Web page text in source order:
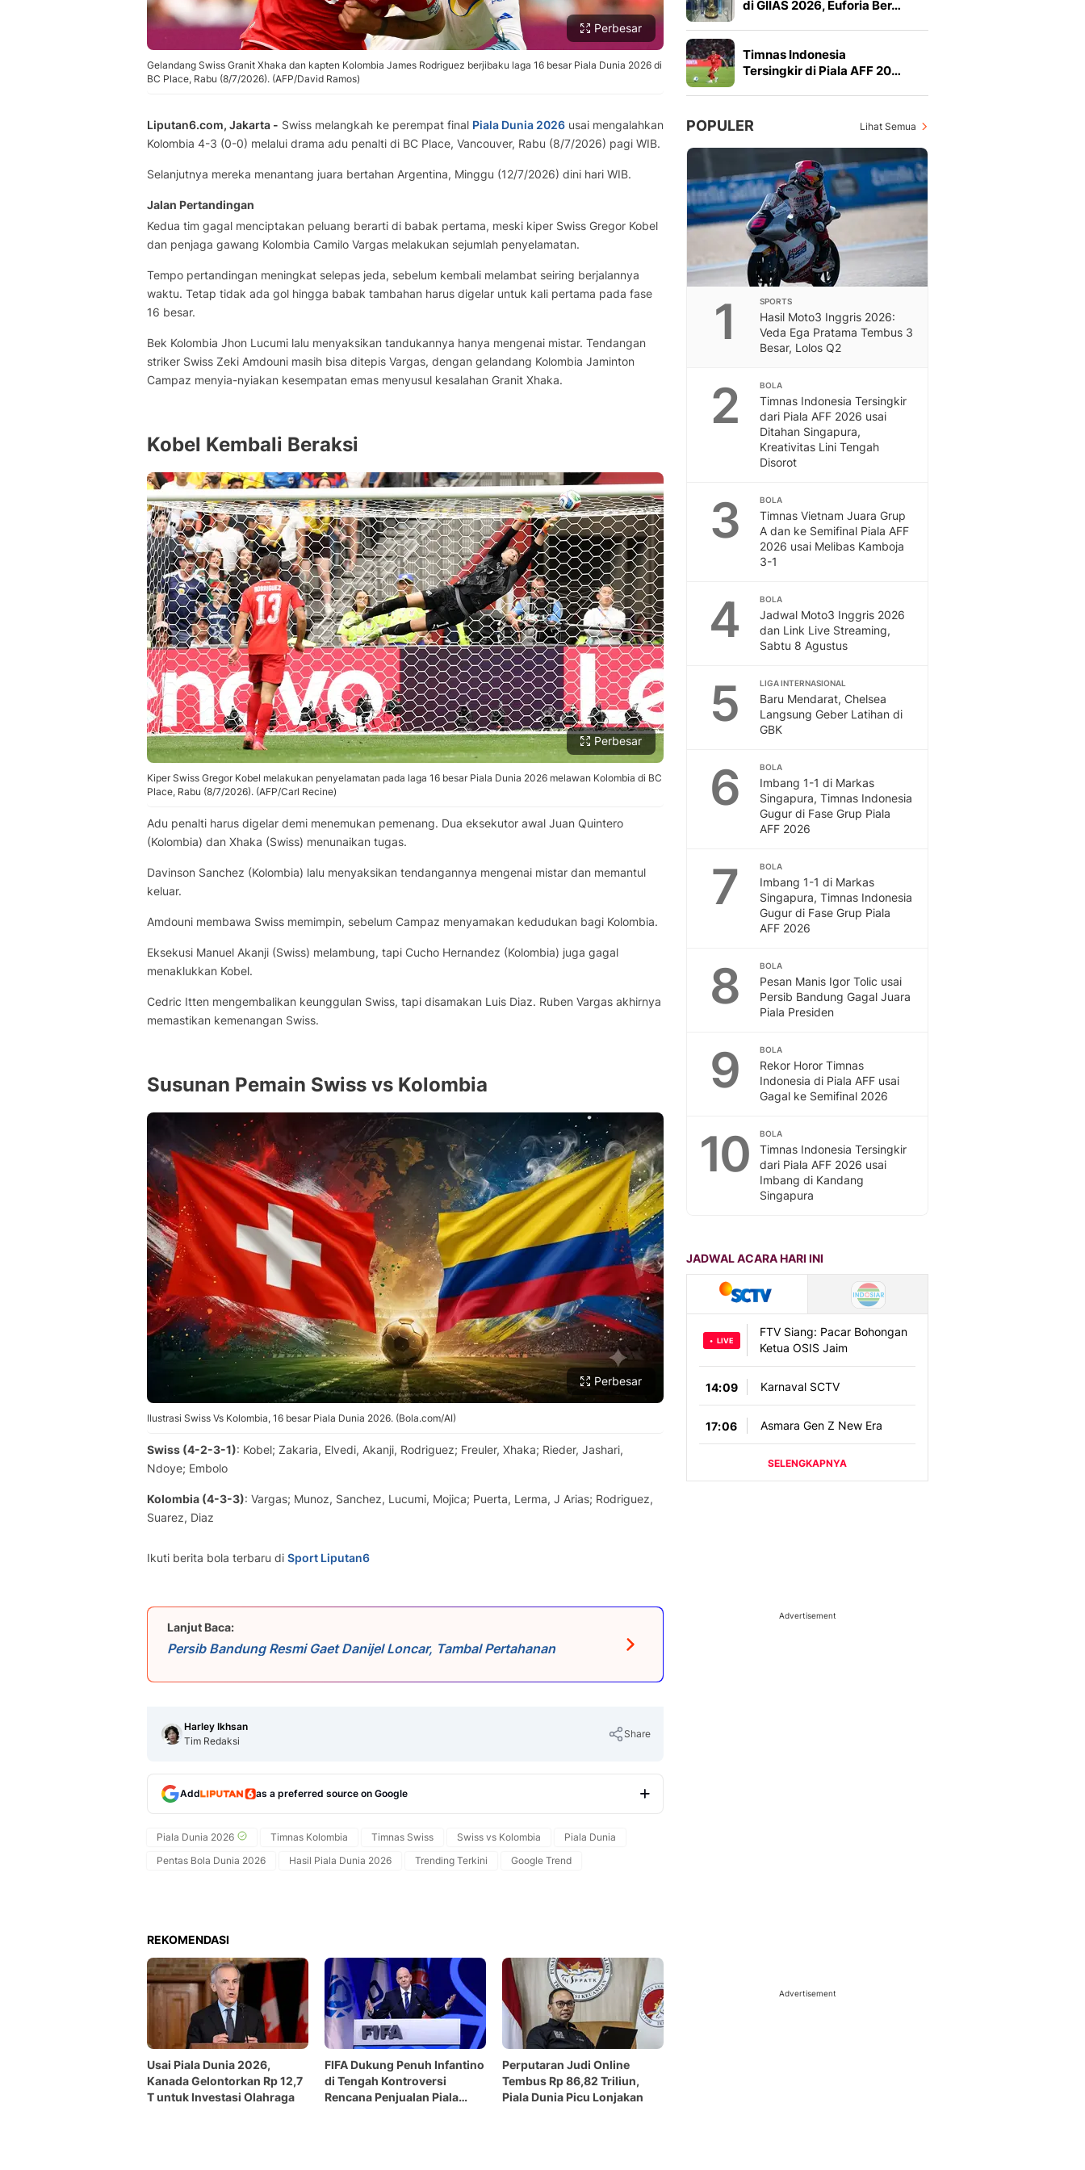
Perbesar
Gelandang Swiss Granit Xhaka dan kapten Kolombia James Rodriguez berjibaku laga 16 besar Piala Dunia 2026 di
BC Place, Rabu (8/7/2026). (AFP/David Ramos)
Liputan6.com, Jakarta - Swiss melangkah ke perempat final Piala Dunia 2026 usai mengalahkan
Kolombia 4-3 (0-0) melalui drama adu penalti di BC Place, Vancouver, Rabu (8/7/2026) pagi WIB.
Selanjutnya mereka menantang juara bertahan Argentina, Minggu (12/7/2026) dini hari WIB.
Jalan Pertandingan
Kedua tim gagal menciptakan peluang berarti di babak pertama, meski kiper Swiss Gregor Kobel
dan penjaga gawang Kolombia Camilo Vargas melakukan sejumlah penyelamatan.
Tempo pertandingan meningkat selepas jeda, sebelum kembali melambat seiring berjalannya
waktu. Tetap tidak ada gol hingga babak tambahan harus digelar untuk kali pertama pada fase
16 besar.
Bek Kolombia Jhon Lucumi lalu menyaksikan tandukannya hanya mengenai mistar. Tendangan
striker Swiss Zeki Amdouni masih bisa ditepis Vargas, dengan gelandang Kolombia Jaminton
Campaz menyia-nyiakan kesempatan emas menyusul kesalahan Granit Xhaka.
Kobel Kembali Beraksi
Perbesar
Kiper Swiss Gregor Kobel melakukan penyelamatan pada laga 16 besar Piala Dunia 2026 melawan Kolombia di BC
Place, Rabu (8/7/2026). (AFP/Carl Recine)
Adu penalti harus digelar demi menemukan pemenang. Dua eksekutor awal Juan Quintero
(Kolombia) dan Xhaka (Swiss) menunaikan tugas.
Davinson Sanchez (Kolombia) lalu menyaksikan tendangannya mengenai mistar dan memantul
keluar.
Amdouni membawa Swiss memimpin, sebelum Campaz menyamakan kedudukan bagi Kolombia.
Eksekusi Manuel Akanji (Swiss) melambung, tapi Cucho Hernandez (Kolombia) juga gagal
menaklukkan Kobel.
Cedric Itten mengembalikan keunggulan Swiss, tapi disamakan Luis Diaz. Ruben Vargas akhirnya
memastikan kemenangan Swiss.
Susunan Pemain Swiss vs Kolombia
Perbesar
Ilustrasi Swiss Vs Kolombia, 16 besar Piala Dunia 2026. (Bola.com/AI)
Swiss (4-2-3-1): Kobel; Zakaria, Elvedi, Akanji, Rodriguez; Freuler, Xhaka; Rieder, Jashari,
Ndoye; Embolo
Kolombia (4-3-3): Vargas; Munoz, Sanchez, Lucumi, Mojica; Puerta, Lerma, J Arias; Rodriguez,
Suarez, Diaz
Ikuti berita bola terbaru di Sport Liputan6
Lanjut Baca:
Persib Bandung Resmi Gaet Danijel Loncar, Tambal Pertahanan
Harley Ikhsan
Tim Redaksi
Share
Add as a preferred source on Google
Piala Dunia 2026 Timnas Kolombia Timnas Swiss Swiss vs Kolombia
Piala Dunia
Pentas Bola Dunia 2026
Hasil Piala Dunia 2026 Trending Terkini Google Trend
REKOMENDASI
Usai Piala Dunia 2026,
Kanada Gelontorkan Rp 12,7
T untuk Investasi Olahraga
FIFA Dukung Penuh Infantino
di Tengah Kontroversi
Rencana Penjualan Piala
Perputaran Judi Online
Tembus Rp 86,82 Triliun,
Piala Dunia Picu Lonjakan
di GIIAS 2026, Euforia Ber…
Timnas Indonesia
Tersingkir di Piala AFF 20…
POPULER Lihat Semua
1 SPORTS
Hasil Moto3 Inggris 2026:
Veda Ega Pratama Tembus 3
Besar, Lolos Q2
2 BOLA
Timnas Indonesia Tersingkir
dari Piala AFF 2026 usai
Ditahan Singapura,
Kreativitas Lini Tengah
Disorot
3 BOLA
Timnas Vietnam Juara Grup
A dan ke Semifinal Piala AFF
2026 usai Melibas Kamboja
3-1
4 BOLA
Jadwal Moto3 Inggris 2026
dan Link Live Streaming,
Sabtu 8 Agustus
5 LIGA INTERNASIONAL
Baru Mendarat, Chelsea
Langsung Geber Latihan di
GBK
6 BOLA
Imbang 1-1 di Markas
Singapura, Timnas Indonesia
Gugur di Fase Grup Piala
AFF 2026
7 BOLA
Imbang 1-1 di Markas
Singapura, Timnas Indonesia
Gugur di Fase Grup Piala
AFF 2026
8 BOLA
Pesan Manis Igor Tolic usai
Persib Bandung Gagal Juara
Piala Presiden
9 BOLA
Rekor Horor Timnas
Indonesia di Piala AFF usai
Gagal ke Semifinal 2026
10 BOLA
Timnas Indonesia Tersingkir
dari Piala AFF 2026 usai
Imbang di Kandang
Singapura
Advertisement
Advertisement